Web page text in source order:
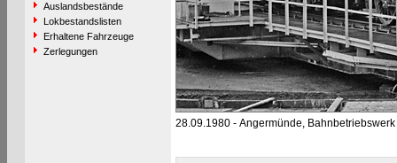
Auslandsbestände
Lokbestandslisten
Erhaltene Fahrzeuge
Zerlegungen
28.09.1980 - Angermünde, Bahnbetriebswerk